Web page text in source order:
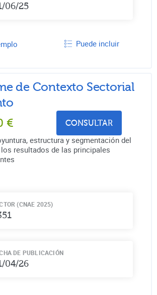
06/25
Puede incluir
de Contexto Sectorial
€ CONSULTAR
estructura y segmentación del
resultados de las principales
(CNAE 2025)
DE PUBLICACIÓN
04/26